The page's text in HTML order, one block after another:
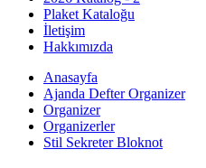
Plaket Kataloğu
İletişim
Hakkımızda
Anasayfa
Ajanda Defter Organizer
Organizer
Organizerler
Stil Sekreter Bloknot